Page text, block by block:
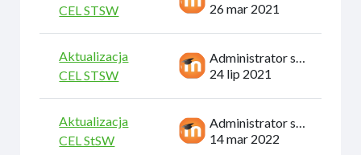
CEL STSW
26 mar 2021
Aktualizacja
CEL STSW
24 lip 2021
Aktualizacja
CEL StSW
14 mar 2022